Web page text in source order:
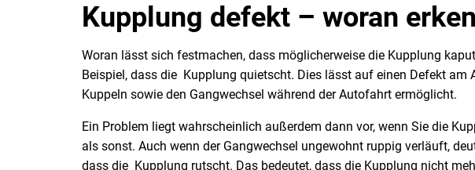
Kupplung defekt – woran
Woran lässt sich festmachen, dass möglicherweise die Kupplung
Beispiel, dass die Kupplung quietscht. Dies lässt auf einen Defekt
Kuppeln sowie den Gangwechsel während der Autofahrt ermöglicht.
Ein Problem liegt wahrscheinlich außerdem dann vor, wenn Sie die
als sonst. Auch wenn der Gangwechsel ungewohnt ruppig verläuft,
dass die Kupplung rutscht. Das bedeutet, dass die Kupplung nicht